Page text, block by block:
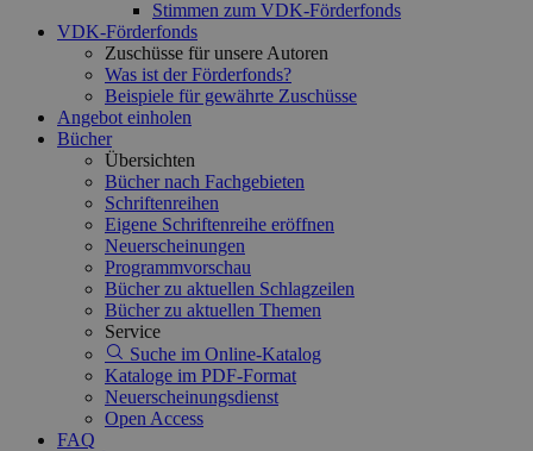
Stimmen zum VDK-Förderfonds
VDK-Förderfonds
Zuschüsse für unsere Autoren
Was ist der Förderfonds?
Beispiele für gewährte Zuschüsse
Angebot einholen
Bücher
Übersichten
Bücher nach Fachgebieten
Schriftenreihen
Eigene Schriftenreihe eröffnen
Neuerscheinungen
Programmvorschau
Bücher zu aktuellen Schlagzeilen
Bücher zu aktuellen Themen
Service
Suche im Online-Katalog
Kataloge im PDF-Format
Neuerscheinungsdienst
Open Access
FAQ